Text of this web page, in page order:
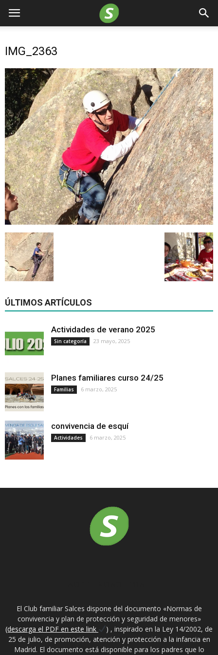
IMG_2363
ÚLTIMOS ARTÍCULOS
Actividades de verano 2025
Sin categoría 23 mayo, 2025
Planes familiares curso 24/25
Familias 6 marzo, 2025
convivencia de esquí
Actividades 6 marzo, 2025
El Club familiar Salces dispone del documento «Normas de
convivencia y plan de protección y seguridad de menores»
(descarga el PDF en este link
) , inspirado en la Ley 14/2002, de
25 de julio, de promoción, atención y protección a la infancia en
Madrid. El documento está disponible para los padres que lo